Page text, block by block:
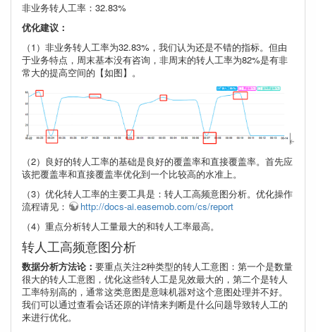
非业务转人工率：32.83%
优化建议：
（1）非业务转人工率为32.83%，我们认为还是不错的指标。但由
于业务特点，周末基本没有咨询，非周末的转人工率为82%是有非
常大的提高空间的【如图】。
（2）良好的转人工率的基础是良好的覆盖率和直接覆盖率。首先应
该把覆盖率和直接覆盖率优化到一个比较高的水准上。
（3）优化转人工率的主要工具是：转人工高频意图分析。优化操作
流程请见：
http://docs-ai.easemob.com/cs/report
（4）重点分析转人工量最大的和转人工率最高。
转人工高频意图分析
数据分析方法论： 要重点关注2种类型的转人工意图：第一个是数量
很大的转人工意图，优化这些转人工是见效最大的，第二个是转人
工率特别高的，通常这类意图是意味机器对这个意图处理并不好。
我们可以通过查看会话还原的详情来判断是什么问题导致转人工的
来进行优化。